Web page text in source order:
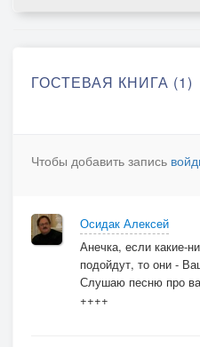
ГОСТЕВАЯ КНИГА (1)
Чтобы добавить запись
Осидак Алексей
Анечка, если какие-
подойдут, то они -
Слушаю песню про
++++